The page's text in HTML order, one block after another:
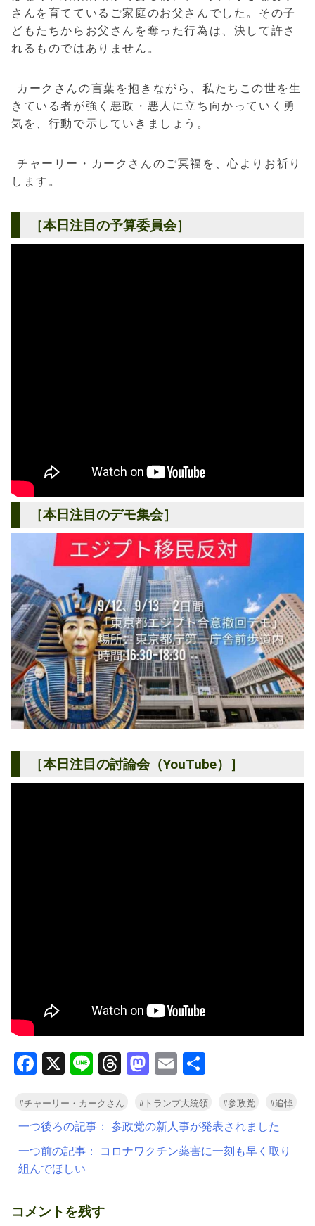
さんを育てているご家庭のお父さんでした。その子
どもたちからお父さんを奪った行為は、決して許さ
れるものではありません。
カークさんの言葉を抱きながら、私たちこの世を生
きている者が強く悪政・悪人に立ち向かっていく勇
気を、行動で示していきましょう。
チャーリー・カークさんのご冥福を、心よりお祈り
します。
［本日注目の予算委員会］
［本日注目のデモ集会］
［本日注目の討論会（YouTube）］
Facebook
X LineThreads
Mastodon
Email
#チャーリー・カークさん #トランプ大統領 #参政党 #追悼
投
稿
ナ
ゲ
一つ後ろの記事： 参政党の新人事が発表されました
一つ前の記事：
コロナワクチン薬害に一刻も早く取り
組んでほしい
コメントを残す